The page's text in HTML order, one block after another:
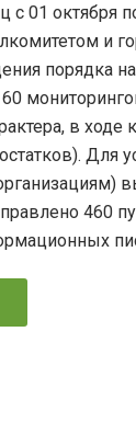
с 01 октября
и
порядка
в
Для
460